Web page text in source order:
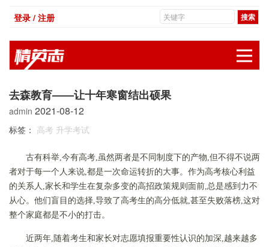
登录 / 注册
去森教育——让十年寒窗结出硕果
admin 2021-08-12
标签： 高考 升学考试
古有科举,今有高考,虽然两者是不同制度下的产物,但不得不说两
者对于每一个人来说,都是一次命运转折的大事。作为高考核心利益
的关系人,家长和学生在复杂多变的高招政策规则面前,总是感到力不
从心。他们盲目的选择,导致了高考生的高分低就,甚至失败落榜,这对
整个家庭都是不小的打击。
近两年,随着考生和家长对志愿填报重要性认识的加深,越来越多